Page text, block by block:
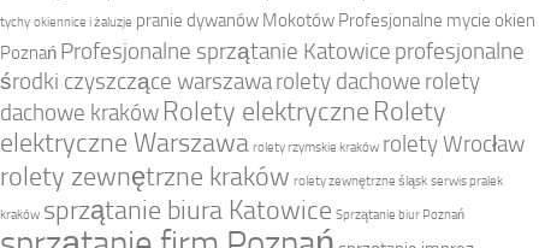
tychy okiennice i żaluzje pranie dywanów Mokotów Profesjonalne mycie okien
Poznań Profesjonalne sprzątanie Katowice profesjonalne
środki czyszczące warszawarolety dachowe rolety
dachowe kraków Rolety elektryczne Rolety
elektryczne Warszawa rolety rzymskie kraków rolety Wrocław
rolety zewnętrzne kraków rolety zewnętrzne śląsk serwis pralek
kraków sprzątanie biura Katowice Sprzątanie biur Poznań